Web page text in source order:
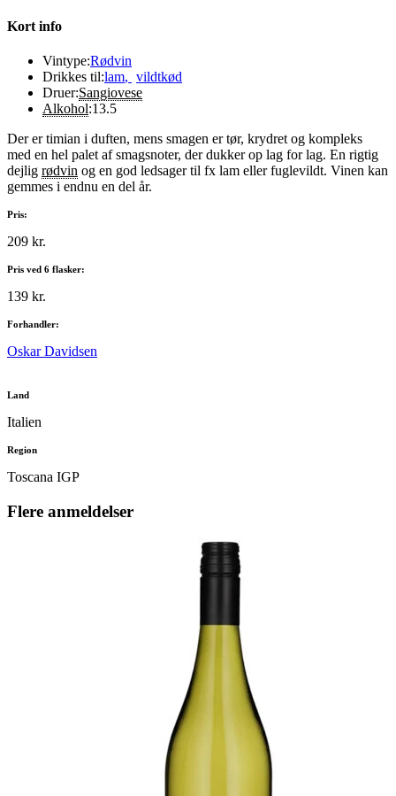
Kort info
Vintype:Rødvin
Drikkes til:lam, vildtkød
Druer:Sangiovese
Alkohol:13.5
Der er timian i duften, mens smagen er tør, krydret og kompleks
med en hel palet af smagsnoter, der dukker op lag for lag. En rigtig
dejlig rødvin og en god ledsager til fx lam eller fuglevildt. Vinen kan
gemmes i endnu en del år.
Pris:
209 kr.
Pris ved 6 flasker:
139 kr.
Forhandler:
Oskar Davidsen
Land
Italien
Region
Toscana IGP
Flere anmeldelser